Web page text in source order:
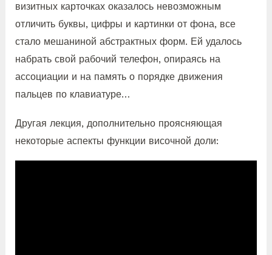
визитных карточках оказалось невозможным
отличить буквы, цифры и картинки от фона, все
стало мешаниной абстрактных форм. Ей удалось
набрать свой рабочий телефон, опираясь на
ассоциации и на память о порядке движения
пальцев по клавиатуре…
Другая лекция, дополнительно проясняющая
некоторые аспекты функции височной доли: